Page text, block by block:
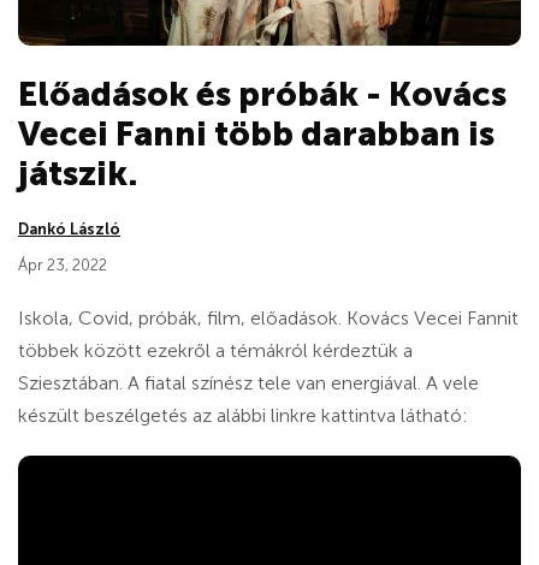
Előadások és próbák - Kovács
Vecei Fanni több darabban is
játszik.
Dankó László
Ápr 23, 2022
Iskola, Covid, próbák, film, előadások. Kovács Vecei Fannit
többek között ezekről a témákról kérdeztük a
Sziesztában. A fiatal színész tele van energiával. A vele
készült beszélgetés az alábbi linkre kattintva látható: